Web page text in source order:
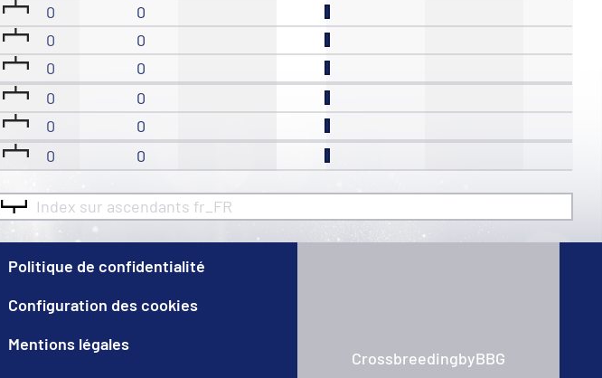
0
0
0
0
0 0
0
0
0
0
0 0
Index sur ascendants fr_FR
Politique de confidentialité
Configuration des cookies
Mentions légales
CrossbreedingbyBBG